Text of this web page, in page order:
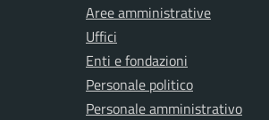
Aree amministrative
Uffici
Enti e fondazioni
Personale politico
Personale amministrativo